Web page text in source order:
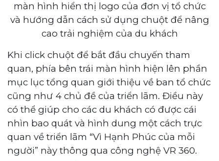
màn hình hiển thị logo của đơn vị tổ chức
và hướng dẫn cách sử dụng chuột để nâng
cao trải nghiệm của du khách
Khi click chuột để bắt đầu chuyến tham
quan, phía bên trái màn hình hiện lên phần
mục lục tổng quan giới thiệu về ban tổ chức
cũng như 4 chủ đề của triển lãm. Điều này
có thể giúp cho các du khách có được cái
nhìn bao quát và hình dung một cách trực
quan về triển lãm “Vì Hạnh Phúc của mỗi
người” này thông qua công nghệ VR 360.